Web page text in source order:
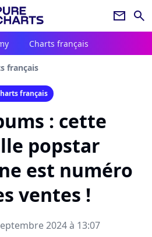
newsletter search
Charts français
français
français
: cette
popstar
est numéro
ventes !
2024 à 13:07